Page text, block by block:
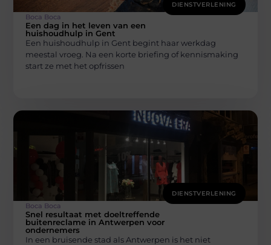
DIENSTVERLENING
Boca Boca
Een dag in het leven van een
huishoudhulp in Gent
Een huishoudhulp in Gent begint haar werkdag
meestal vroeg. Na een korte briefing of kennismaking
start ze met het opfrissen
DIENSTVERLENING
Boca Boca
Snel resultaat met doeltreffende
buitenreclame in Antwerpen voor
ondernemers
In een bruisende stad als Antwerpen is het niet